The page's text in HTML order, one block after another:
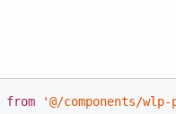
from '@/components/